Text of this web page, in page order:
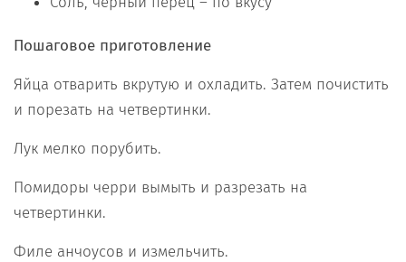
Пошаговое приготовление
Яйца отварить вкрутую и охладить. Затем почистить
и порезать на четвертинки.
Лук мелко порубить.
Помидоры черри вымыть и разрезать на
четвертинки.
Филе анчоусов и измельчить.